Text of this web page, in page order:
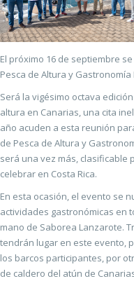
El próximo 16 de septiembre
Pesca de Altura y
Será la vigésimo octava
altura en Canarias, una cita
año acuden a esta reunión
de Pesca de Altura y
será una vez más, clasificable
celebrar en Costa Rica.
En esta ocasión, el evento se
actividades gastronómicas en
mano de Saborea Lanzarote.
tendrán lugar en este evento,
los barcos participantes, por
de caldero del atún de